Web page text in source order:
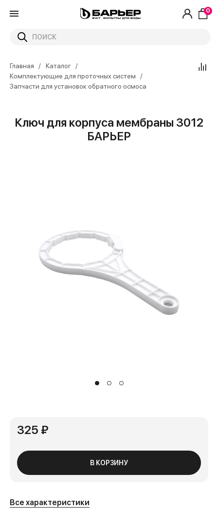
0
Главная
Каталог
Комплектующие для проточных систем
Запчасти для установок обратного осмоса
Ключ для корпуса мембраны 3012
БАРЬЕР
325 ₽
В КОРЗИНУ
Все характеристики